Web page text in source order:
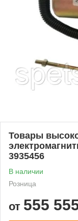
Товары
3935456
В наличии
Розница
от 555